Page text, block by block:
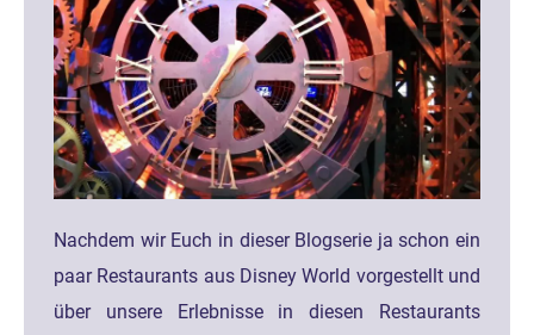
Nachdem wir Euch in dieser Blogserie ja schon ein
paar Restaurants aus Disney World vorgestellt und
über unsere Erlebnisse in diesen Restaurants